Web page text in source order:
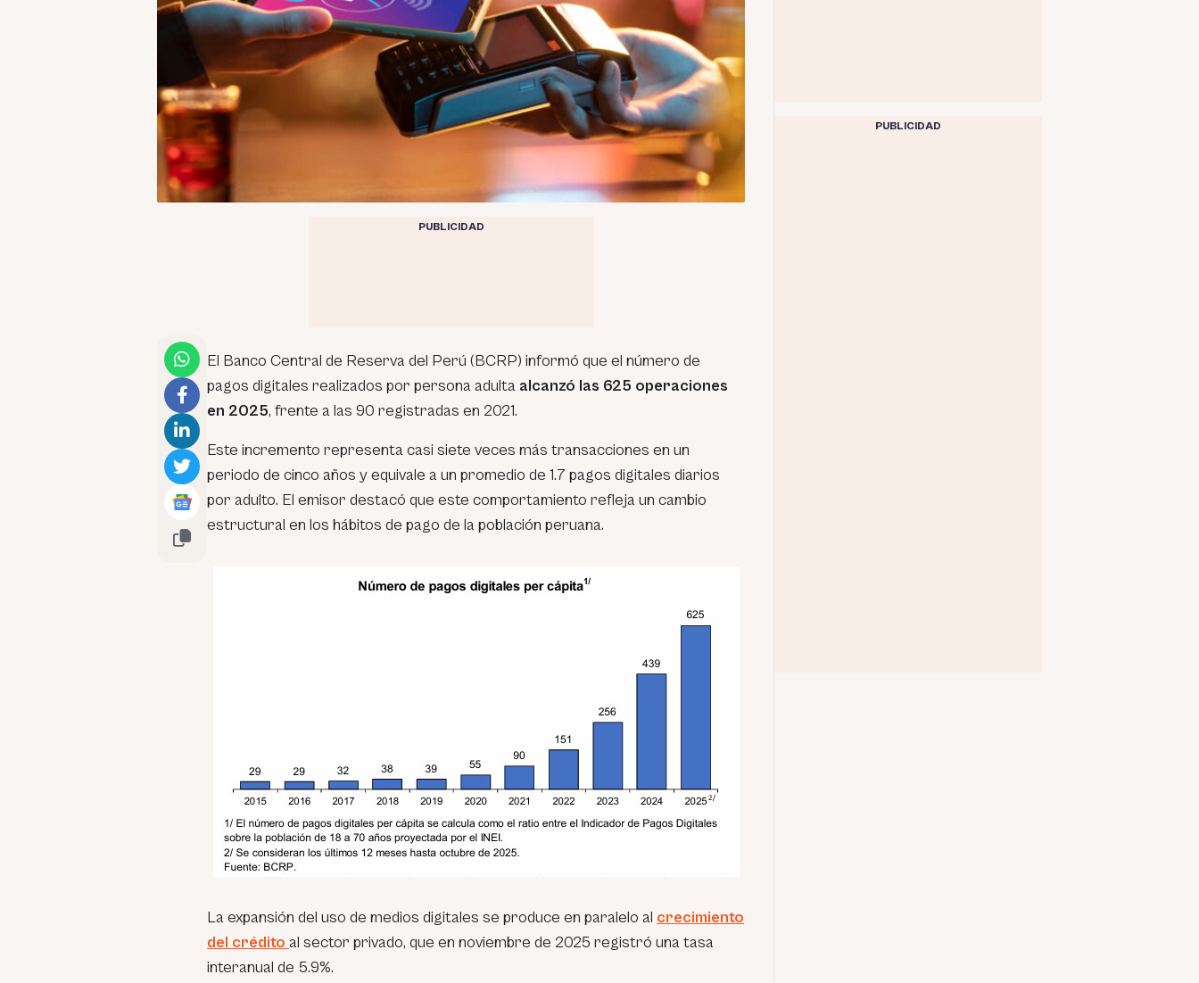
PUBLICIDAD
El Banco Central de Reserva del Perú (BCRP) informó que el número de
pagos digitales realizados por persona adulta alcanzó las 625 operaciones
en 2025, frente a las 90 registradas en 2021.
Este incremento representa casi siete veces más transacciones en un
periodo de cinco años y equivale a un promedio de 1.7 pagos digitales diarios
por adulto. El emisor destacó que este comportamiento refleja un cambio
estructural en los hábitos de pago de la población peruana.
La expansión del uso de medios digitales se produce en paralelo al crecimiento
del crédito al sector privado, que en noviembre de 2025 registró una tasa
interanual de 5.9%.
PUBLICIDAD